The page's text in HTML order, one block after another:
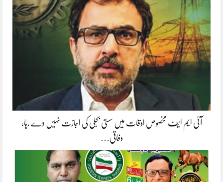
آئی ایم ایف مخصوص اوقات میں سستی بجلی کی اجازت نہیں دے رہا،
وفاقی…